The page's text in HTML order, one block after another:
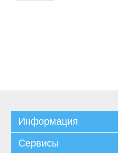
Информация
Сервисы